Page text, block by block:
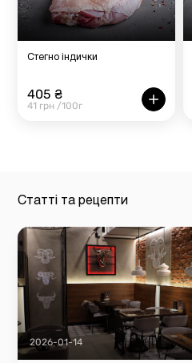
Стегно індички
405 ₴
41 грн /100г
Статті та рецепти
2026-01-14